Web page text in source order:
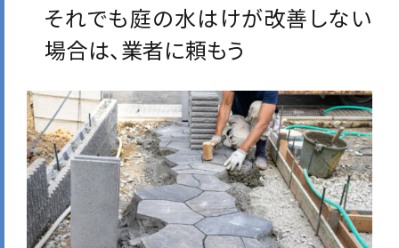
それでも庭の水はけが改善しない
場合は、業者に頼もう